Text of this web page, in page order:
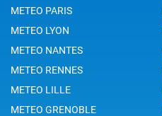
METEO PARIS
METEO LYON
METEO NANTES
METEO RENNES
METEO LILLE
METEO GRENOBLE